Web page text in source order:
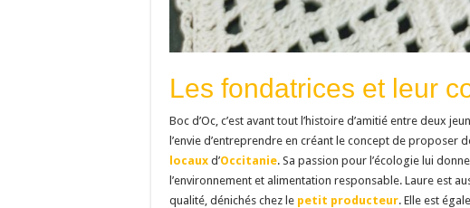
Les fondatrices et leur
Boc d’Oc, c’est avant tout l’histoire d’amitié entre deux
l’envie d’entreprendre en créant le concept de proposer
locaux d’Occitanie. Sa passion pour l’écologie lui
l’environnement et alimentation responsable. Laure est
qualité, dénichés chez le petit producteur. Elle est